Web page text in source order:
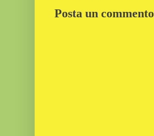
Posta un commento